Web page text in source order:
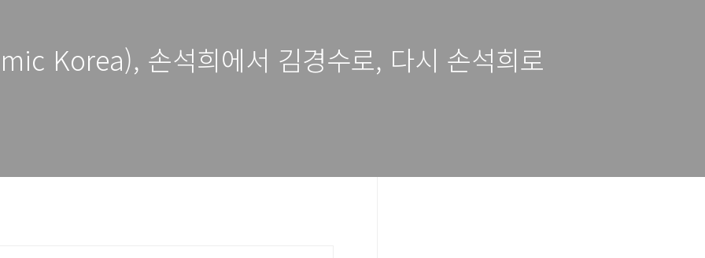
Korea), 손석희에서 김경수로, 다시 손석희로